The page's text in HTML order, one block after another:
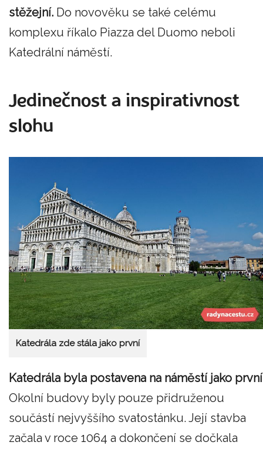
stěžejní. Do novověku se také celému
komplexu říkalo Piazza del Duomo neboli
Katedrální náměstí.
Jedinečnost a inspirativnost
slohu
Katedrála zde stála jako první
Katedrála byla postavena na náměstí jako
Okolní budovy byly pouze přidruženou
součástí nejvyššího svatostánku. Její stavba
začala v roce 1064 a dokončení se dočkala